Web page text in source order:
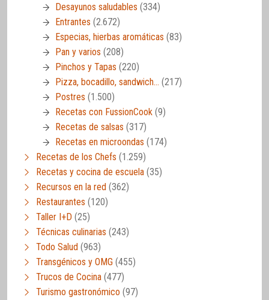
Desayunos saludables (334)
Entrantes (2.672)
Especias, hierbas aromáticas (83)
Pan y varios (208)
Pinchos y Tapas (220)
Pizza, bocadillo, sandwich… (217)
Postres (1.500)
Recetas con FussionCook (9)
Recetas de salsas (317)
Recetas en microondas (174)
Recetas de los Chefs (1.259)
Recetas y cocina de escuela (35)
Recursos en la red (362)
Restaurantes (120)
Taller I+D (25)
Técnicas culinarias (243)
Todo Salud (963)
Transgénicos y OMG (455)
Trucos de Cocina (477)
Turismo gastronómico (97)